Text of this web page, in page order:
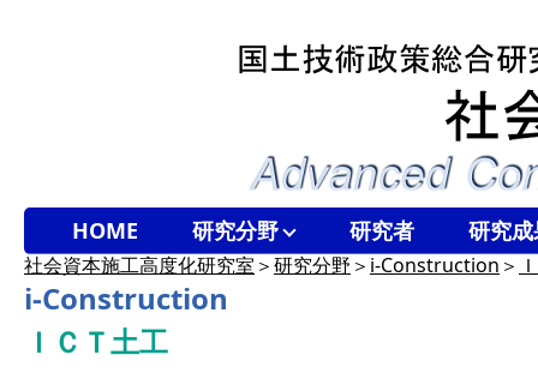
HOME 研究分野 研究者 研究
社会資本施工高度化研究室 ＞研究分野 ＞ i-Construction ＞
i-Construction
ＩＣＴ土工